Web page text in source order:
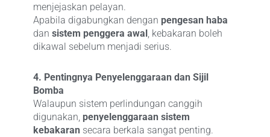
menjejaskan pelayan.
Apabila digabungkan dengan pengesan haba
dan sistem penggera awal, kebakaran boleh
dikawal sebelum menjadi serius.
4. Pentingnya Penyelenggaraan dan Sijil
Bomba
Walaupun sistem perlindungan canggih
digunakan, penyelenggaraan sistem
kebakaran secara berkala sangat penting.